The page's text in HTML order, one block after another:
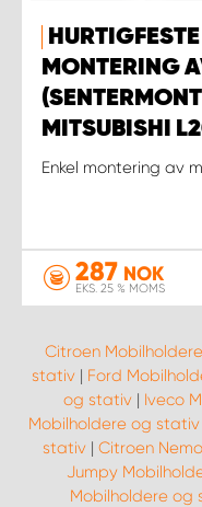
MONTERING
MITSUBISHI
Enkel montering av
287 NOK
EKS. 25 % MOMS
Citroen
stativ| Ford
og stativ | Iveco
Mobilholdere og stativ
stativ | Citroen
Jumpy
Mobilholdere og